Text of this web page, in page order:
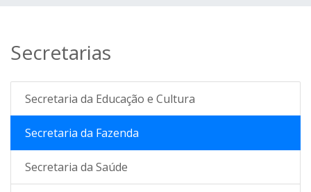
Secretarias
Secretaria da Educação e Cultura
Secretaria da Fazenda
Secretaria da Saúde